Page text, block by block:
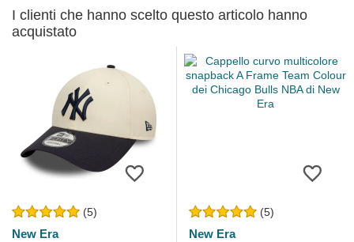
I clienti che hanno scelto questo articolo hanno
acquistato
(5)
New Era
(5)
New Era